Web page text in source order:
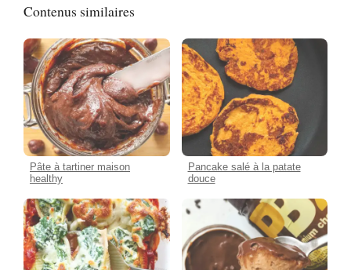
Contenus similaires
Pâte à tartiner maison
healthy
Pancake salé à la patate
douce